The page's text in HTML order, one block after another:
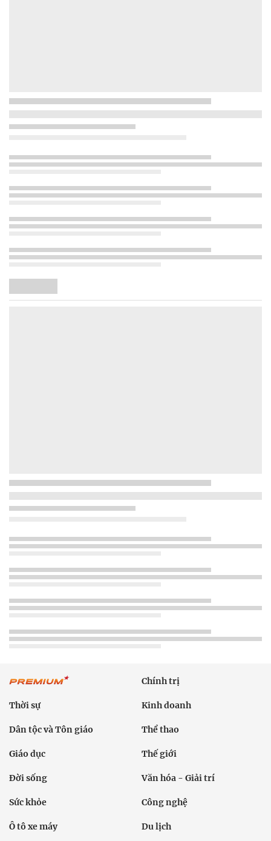
Chính trị
Thời sự Kinh doanh
Dân tộc và Tôn giáo Thể thao
Giáo dục Thế giới
Đời sống Văn hóa - Giải trí
Sức khỏe Công nghệ
Ô tô xe máy Du lịch